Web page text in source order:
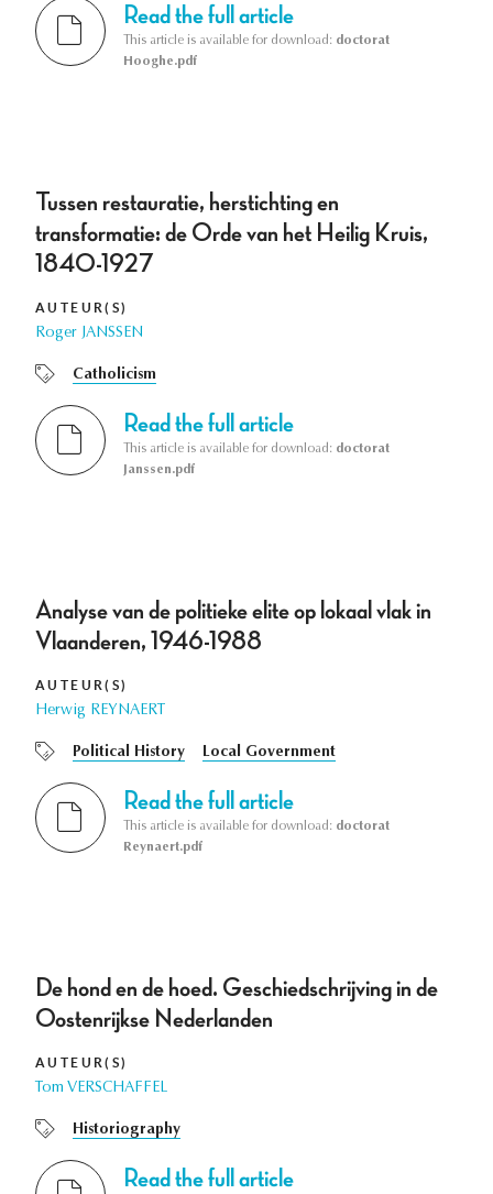
Read the full article
This article is available for download: doctorat
Hooghe.pdf
Tussen restauratie, herstichting en
transformatie: de Orde van het Heilig Kruis,
1840-1927
AUTEUR(S)
Roger JANSSEN
Catholicism
Read the full article
This article is available for download: doctorat
Janssen.pdf
Analyse van de politieke elite op lokaal vlak in
Vlaanderen, 1946-1988
AUTEUR(S)
Herwig REYNAERT
Political History Local Government
Read the full article
This article is available for download: doctorat
Reynaert.pdf
De hond en de hoed. Geschiedschrijving in de
Oostenrijkse Nederlanden
AUTEUR(S)
Tom VERSCHAFFEL
Historiography
Read the full article